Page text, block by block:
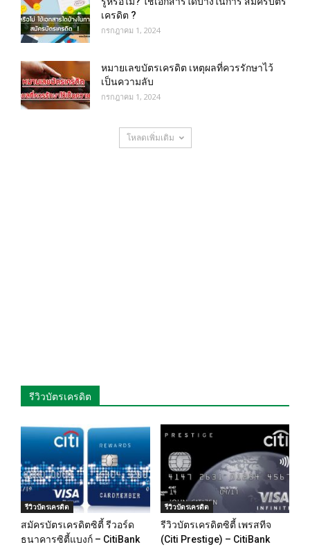
เครดิต ?
กรกฎาคม 1, 2024
หมายเลขบัตรเครดิต เหตุผลที่ควรรักษาไว้
เป็นความลับ
กรกฎาคม 1, 2024
โหลดเพิ่มเติม
รีวิวบัตรเครดิต
รีวิวบัตรเครดิต
สมัครบัตรเครดิตซิตี้ รีวอร์ด
ธนาคารซิตี้แบงก์ – CitiBank
รีวิวบัตรเครดิต
รีวิวบัตรเครดิตซิตี้ เพรสทีจ
(Citi Prestige) – CitiBank